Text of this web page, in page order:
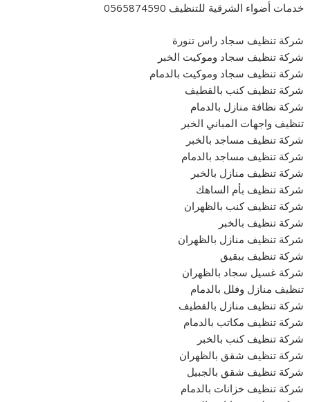
خدمات أضواء الشرقية للتنظيف 0565874590
شركة تنظيف سجاد راس تنورة
شركة تنظيف سجاد وموكيت الخبر
شركة تنظيف سجاد وموكيت بالدمام
شركة تنظيف كنب بالقطيف
شركة نظافة منازل بالدمام
تنظيف واجهات المباني الخبر
شركة تنظيف مساجد بالخبر
شركة تنظيف مساجد بالدمام
شركة تنظيف منازل بالخبر
شركة تنظيف بأم الساهك
شركة تنظيف كنب بالظهران
شركة تنظيف بالخبر
شركة تنظيف منازل بالظهران
شركة تنظيف ببقيق
شركة غسيل سجاد بالظهران
تنظيف منازل وفلل بالدمام
شركة تنظيف منازل بالقطيف
شركة تنظيف مكاتب بالدمام
شركة تنظيف كنب بالخبر
شركة تنظيف شقق بالظهران
شركة تنظيف شقق بالجبيل
شركة تنظيف خزانات بالدمام